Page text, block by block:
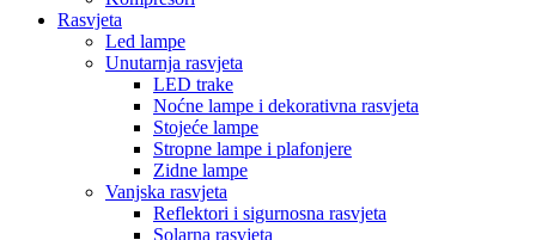
Rasvjeta
Led lampe
Unutarnja rasvjeta
LED trake
Noćne lampe i dekorativna rasvjeta
Stojeće lampe
Stropne lampe i plafonjere
Zidne lampe
Vanjska rasvjeta
Reflektori i sigurnosna rasvjeta
Solarna rasvjeta